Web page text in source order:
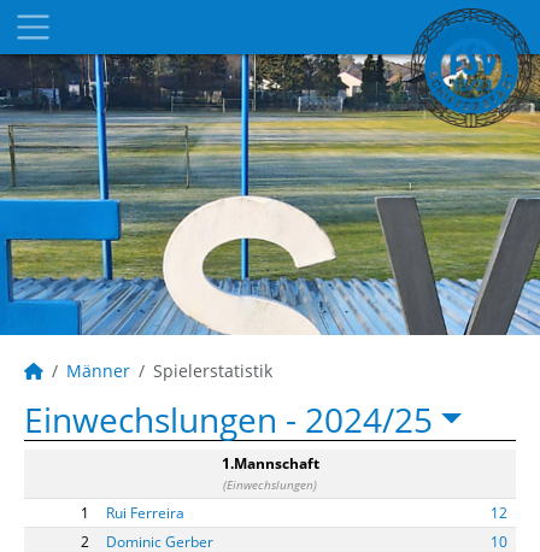
Männer Spielerstatistik
Einwechslungen - 2024/25
1.Mannschaft
(Einwechslungen)
1 Rui Ferreira
12
2
Dominic Gerber
10